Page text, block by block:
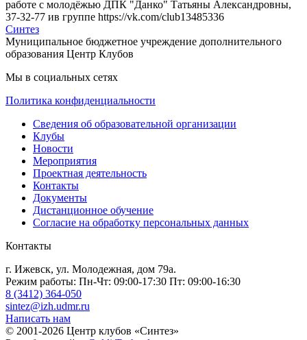
работе с молодёжью ДПК "Данко" Татьяны Александровны,
37-32-77 ив группе https://vk.com/club13485336
Синтез
Муниципальное бюджетное учреждение дополнительного
образования Центр Клубов
Мы в социальных сетях
Политика конфиденциальности
Сведения об образовательной организации
Клубы
Новости
Мероприятия
Проектная деятельность
Контакты
Документы
Дистанционное обучение
Согласие на обработку персональных данных
Контакты
г. Ижевск, ул. Молодежная, дом 79а.
Режим работы: Пн-Чт: 09:00-17:30 Пт: 09:00-16:30
8 (3412) 364-050
sintez@izh.udmr.ru
Написать нам
© 2001-2026 Центр клубов «Синтез»